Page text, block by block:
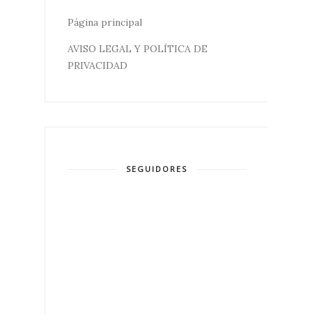
Página principal
AVISO LEGAL Y POLÍTICA DE
PRIVACIDAD
SEGUIDORES